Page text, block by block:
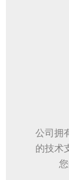
公司拥
的技术